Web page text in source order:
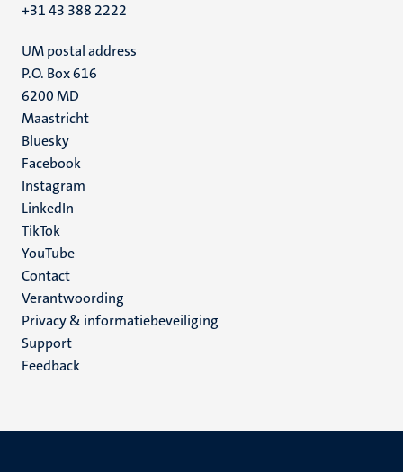
+31 43 388 2222
UM postal address
P.O. Box 616
6200 MD
Maastricht
Social
media
Bluesky
Facebook
Instagram
LinkedIn
TikTok
YouTube
Menu
footer
(NL)
Contact
Verantwoording
Privacy & informatiebeveiliging
Support
Feedback